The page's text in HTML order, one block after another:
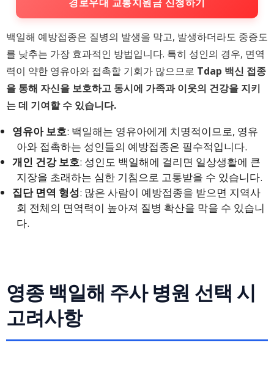
백일해 예방접종은 질병의 발생을 막고, 발생하더라도 중증도
를 낮추는 가장 효과적인 방법입니다. 특히 성인의 경우, 면역
력이 약한 영유아와 접촉할 기회가 많으므로 Tdap 백신 접종
을 통해 자신을 보호하고 동시에 가족과 이웃의 건강을 지키
는 데 기여할 수 있습니다.
영유아 보호: 백일해는 영유아에게 치명적이므로, 영유
아와 접촉하는 성인들의 예방접종은 필수적입니다.
개인 건강 보호: 성인도 백일해에 걸리면 일상생활에 큰
지장을 초래하는 심한 기침으로 고통받을 수 있습니다.
집단 면역 형성: 많은 사람이 예방접종을 받으면 지역사
회 전체의 면역력이 높아져 질병 확산을 막을 수 있습니
다.
영종 백일해 주사 병원 선택 시
고려사항